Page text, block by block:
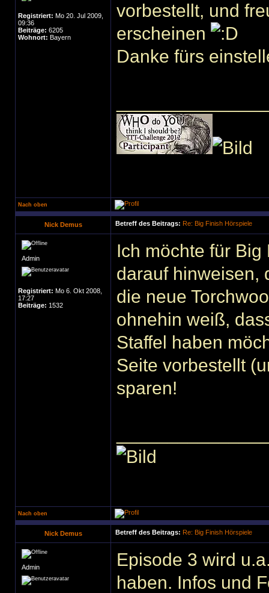
Registriert: Mo 20. Jul 2009,
09:36
Beiträge: 6205
Wohnort: Bayern
vorbestellt, und
erscheinen
Danke fürs
Nach oben
Nick Demus Betreff des Beitrags: Re: Big Finish Hörspiele
Admin
Registriert: Mo 6. Okt 2008,
17:27
Beiträge: 1532
Ich möchte für
darauf hinweisen,
die neue
ohnehin weiß,
Staffel haben
Seite vorbestellt
sparen!
Nach oben
Nick Demus Betreff des Beitrags: Re: Big Finish Hörspiele
Admin
Episode 3 wird
haben. Infos und